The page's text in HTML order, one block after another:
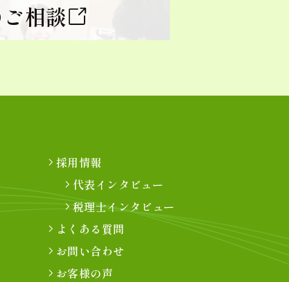
相談
採用情報
代表インタビュー
税理士インタビュー
よくある質問
お問い合わせ
お客様の声